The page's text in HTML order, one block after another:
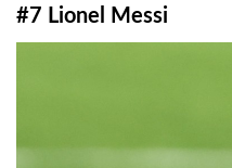
#7 Lionel Messi